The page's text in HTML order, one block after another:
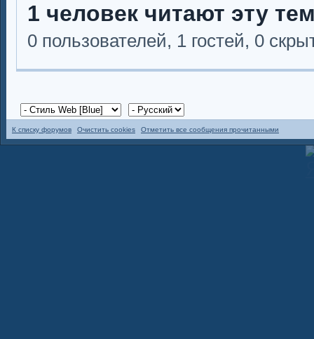
1 человек читают эту
0 пользователей, 1 гостей, 0
К списку форумов Очистить cookies Отметить все сообщения прочитанными